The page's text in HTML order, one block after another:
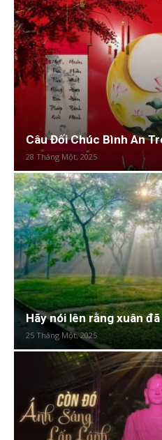
Câu Đối Chúc Bình An
28 Tháng Một, 2025
Hãy nói lên rằng xuân
25 Tháng Một, 2025